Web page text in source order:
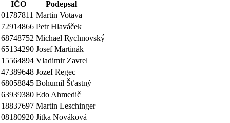
IČO
Podepsal
01787811 Martin Votava
72914866 Petr Hlaváček
68748752 Michael Rychnovský
65134290 Josef Martinák
15564894 Vladimir Zavrel
47389648 Jozef Regec
68058845 Bohumil Šťastný
63939380 Edo Ahmedič
18837697 Martin Leschinger
08180920 Jitka Nováková